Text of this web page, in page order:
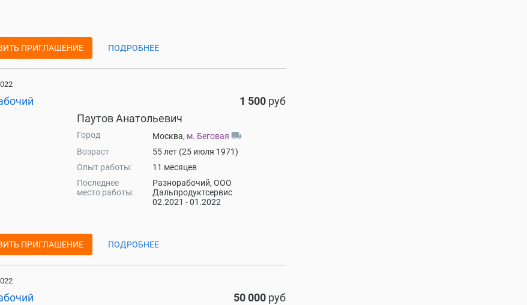
ПРИГЛАШЕНИЕ ПОДРОБНЕЕ
1 500руб
Паутов Анатольевич
Город Москва, м. Беговая local_shipping
Возраст
55 лет (25 июля 1971)
Опыт работы:
11 месяцев
Последнее
место работы:
Разнорабочий, ООО
Дальпродуктсервис
02.2021 - 01.2022
ПРИГЛАШЕНИЕ ПОДРОБНЕЕ
50 000руб